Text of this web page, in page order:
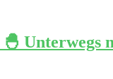
Unterwegs